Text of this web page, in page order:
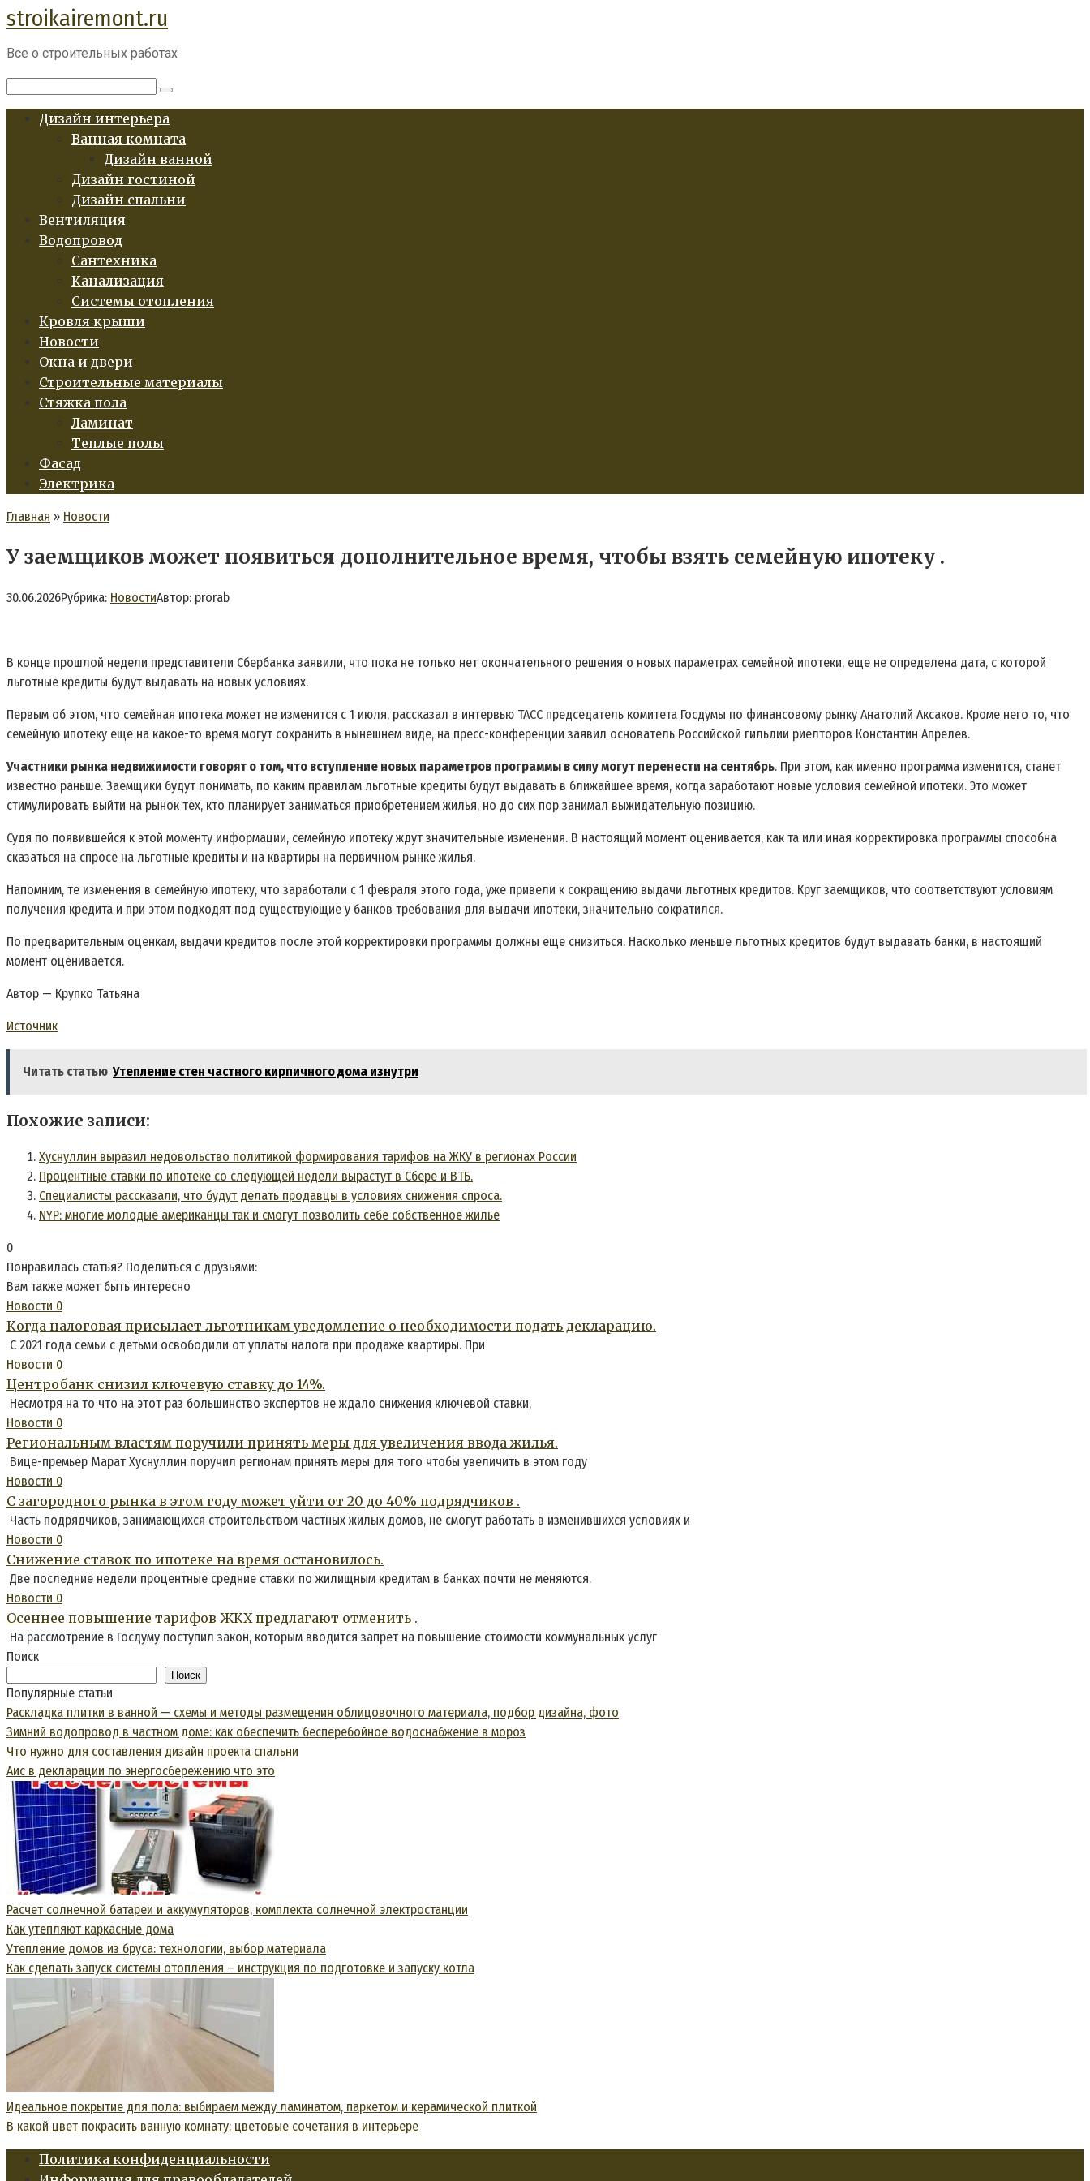
Перейти
к
контенту
stroikairemont.ru
Все о строительных работах
Дизайн интерьера
Ванная комната
Дизайн ванной
Дизайн гостиной
Дизайн спальни
Вентиляция
Водопровод
Сантехника
Канализация
Системы отопления
Кровля крыши
Новости
Окна и двери
Строительные материалы
Стяжка пола
Ламинат
Теплые полы
Фасад
Электрика
Главная » Новости
У заемщиков может появиться дополнительное время, чтобы взять семейную ипотеку .
30.06.2026Рубрика: НовостиАвтор: prorab
В конце прошлой недели представители Сбербанка заявили, что пока не только нет окончательного решения о новых параметрах семейной ипотеки, еще не определена дата, с которой
льготные кредиты будут выдавать на новых условиях.
Первым об этом, что семейная ипотека может не изменится с 1 июля, рассказал в интервью ТАСС председатель комитета Госдумы по финансовому рынку Анатолий Аксаков. Кроме него то, что
семейную ипотеку еще на какое-то время могут сохранить в нынешнем виде, на пресс-конференции заявил основатель Российской гильдии риелторов Константин Апрелев.
Участники рынка недвижимости говорят о том, что вступление новых параметров программы в силу могут перенести на сентябрь. При этом, как именно программа изменится, станет
известно раньше. Заемщики будут понимать, по каким правилам льготные кредиты будут выдавать в ближайшее время, когда заработают новые условия семейной ипотеки. Это может
стимулировать выйти на рынок тех, кто планирует заниматься приобретением жилья, но до сих пор занимал выжидательную позицию.
Судя по появившейся к этой моменту информации, семейную ипотеку ждут значительные изменения. В настоящий момент оценивается, как та или иная корректировка программы способна
сказаться на спросе на льготные кредиты и на квартиры на первичном рынке жилья.
Напомним, те изменения в семейную ипотеку, что заработали с 1 февраля этого года, уже привели к сокращению выдачи льготных кредитов. Круг заемщиков, что соответствуют условиям
получения кредита и при этом подходят под существующие у банков требования для выдачи ипотеки, значительно сократился.
По предварительным оценкам, выдачи кредитов после этой корректировки программы должны еще снизиться. Насколько меньше льготных кредитов будут выдавать банки, в настоящий
момент оценивается.
Автор — Крупко Татьяна
Источник
Читать статью Утепление стен частного кирпичного дома изнутри
Похожие записи:
Хуснуллин выразил недовольство политикой формирования тарифов на ЖКУ в регионах России
Процентные ставки по ипотеке со следующей недели вырастут в Сбере и ВТБ.
Специалисты рассказали, что будут делать продавцы в условиях снижения спроса.
NYP: многие молодые американцы так и смогут позволить себе собственное жилье
0
Понравилась статья? Поделиться с друзьями:
Вам также может быть интересно
Новости 0
Когда налоговая присылает льготникам уведомление о необходимости подать декларацию.
С 2021 года семьи с детьми освободили от уплаты налога при продаже квартиры. При
Новости 0
Центробанк снизил ключевую ставку до 14%.
Несмотря на то что на этот раз большинство экспертов не ждало снижения ключевой ставки,
Новости 0
Региональным властям поручили принять меры для увеличения ввода жилья.
Вице-премьер Марат Хуснуллин поручил регионам принять меры для того чтобы увеличить в этом году
Новости 0
С загородного рынка в этом году может уйти от 20 до 40% подрядчиков .
Часть подрядчиков, занимающихся строительством частных жилых домов, не смогут работать в изменившихся условиях и
Новости 0
Снижение ставок по ипотеке на время остановилось.
Две последние недели процентные средние ставки по жилищным кредитам в банках почти не меняются.
Новости 0
Осеннее повышение тарифов ЖКХ предлагают отменить .
На рассмотрение в Госдуму поступил закон, которым вводится запрет на повышение стоимости коммунальных услуг
Поиск
Поиск
Популярные статьи
Раскладка плитки в ванной — схемы и методы размещения облицовочного материала, подбор дизайна, фото
Зимний водопровод в частном доме: как обеспечить бесперебойное водоснабжение в мороз
Что нужно для составления дизайн проекта спальни
Аис в декларации по энергосбережению что это
Расчет солнечной батареи и аккумуляторов, комплекта солнечной электростанции
Как утепляют каркасные дома
Утепление домов из бруса: технологии, выбор материала
Как сделать запуск системы отопления – инструкция по подготовке и запуску котла
Идеальное покрытие для пола: выбираем между ламинатом, паркетом и керамической плиткой
В какой цвет покрасить ванную комнату: цветовые сочетания в интерьере
Политика конфиденциальности